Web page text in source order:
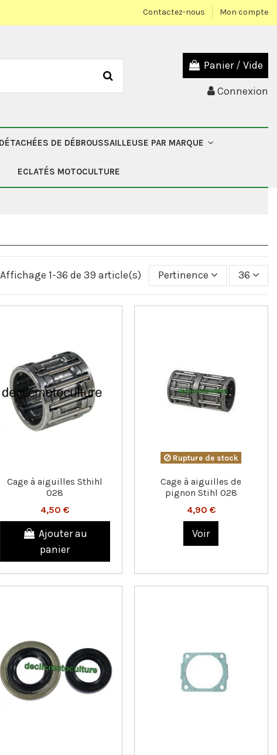
Contactez-nous Mon compte
Panier / Vide
Connexion
DE DÉBROUSSAILLEUSE PAR MARQUE
ECLATÉS MOTOCULTURE
Affichage 1-36 de 39 article(s) Pertinence 36
Cage à aiguilles Sthihl
028
4,50 €
Ajouter au
panier
Rupture de stock
Cage à aiguilles de
pignon Stihl 028
4,90 €
Voir